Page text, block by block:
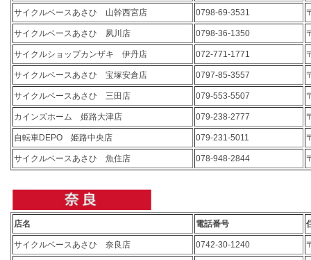
サイクルベースあさひ 山幹西宮店 0798-69-3531
サイクルベースあさひ 夙川店 0798-36-1350
サイクルショップカンザキ 伊丹店 072-771-1771
サイクルベースあさひ 宝塚安倉店 0797-85-3557
サイクルベースあさひ 三田店 079-553-5507
カインズホーム 姫路大津店 079-238-2777
自転車DEPO 姫路中央店 079-231-5011
サイクルベースあさひ 魚住店 078-948-2844
店名 電話番号
サイクルベースあさひ 奈良店 0742-30-1240